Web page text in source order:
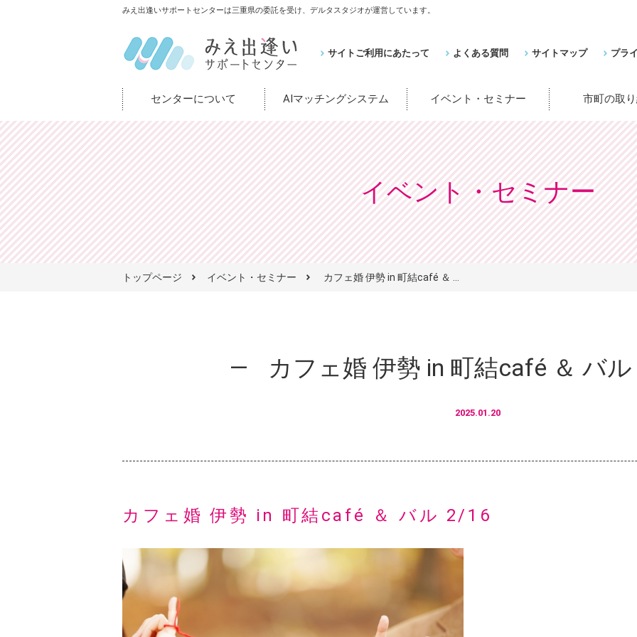
みえ出逢いサポートセンターは三重県の委託を受け、デルタスタジオが運営しています。
サイトご利用にあたって よくある質問 サイトマップ プラ
センターについて AIマッチングシステム イベント・セミナー 市町の取
イベント・セミナー
トップページ イベント・セミナー カフェ婚 伊勢 in 町結café ＆ ...
カフェ婚 伊勢 in 町結café ＆ バ
2025.01.20
カフェ婚 伊勢 in 町結café ＆ バル 2/16